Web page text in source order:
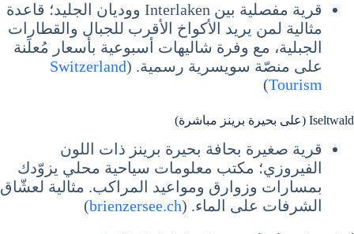
قرية مفصلية بين Interlaken ووديان الجليد؛ قاعدة
مثالية لمن يريد الأكواخ الأقرب للجبال والقطارات
الجبلية، مع وفرة شاليهات أسبوعية بأسعار مُعلَنة
على منصّة سويسرية رسمية. (Switzerland
Tourism
)
Iseltwald (على بحيرة برينز مباشرة)
قرية صغيرة بحافة بحيرة برينز ذات اللون
الفيروزي؛ مكتب معلومات سياحية محلي يزوّدك
بمسارات وزوارق ومواعيد المراكب. مثالية لعشّاق
الشرفات على الماء. (brienzersee.ch
)